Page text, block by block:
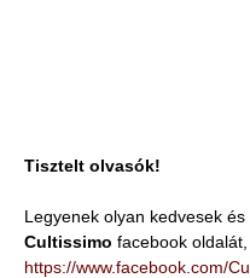
Tisztelt olvasók!
Legyenek olyan kedvesek
Cultissimo facebook
https://www.facebook.com/